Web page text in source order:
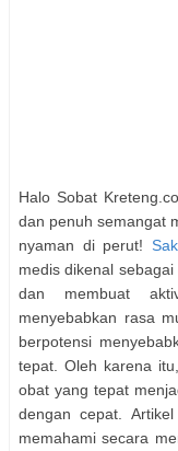
Halo Sobat
dan penuh semangat
nyaman di perut!
medis dikenal sebagai
dan membuat
menyebabkan rasa
berpotensi
tepat. Oleh karena
obat yang tepat
dengan cepat.
memahami secara